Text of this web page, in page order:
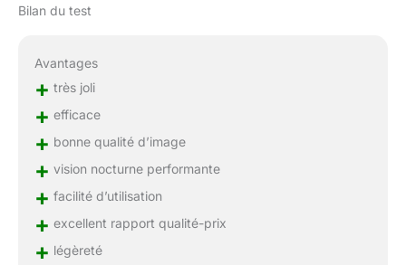
Bilan du test
Avantages
+ très joli
+ efficace
+ bonne qualité d’image
+ vision nocturne performante
+ facilité d’utilisation
+ excellent rapport qualité-prix
+ légèreté